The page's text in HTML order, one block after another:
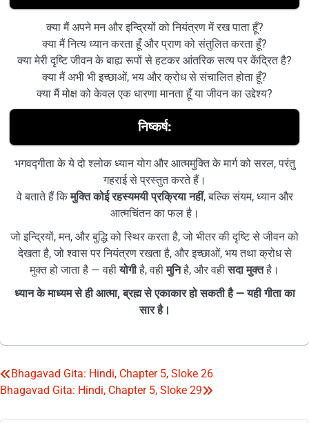
क्या मैं अपने मन और इन्द्रियों को नियंत्रण में रख पाता हूँ?
क्या मैं नित्य ध्यान करता हूँ और प्राण को संतुलित करता हूँ?
क्या मेरी दृष्टि जीवन के बाह्य रूपों से हटकर आंतरिक सत्य पर केंद्रित है?
क्या मैं अभी भी इच्छाओं, भय और क्रोध से संचालित होता हूँ?
क्या मैं मोक्ष को केवल एक धारणा मानता हूँ या जीवन का उद्देश्य?
निष्कर्ष:
भगवद्गीता के ये दो श्लोक ध्यान योग और आत्ममुक्ति के मार्ग को सरल, परंतु
गहराई से प्रस्तुत करते हैं।
वे बताते हैं किमुक्ति कोई रहस्यमयी प्रक्रिया नहीं, बल्कि संयम, ध्यान और
आत्मचिंतन का फल है।
जो इन्द्रियों, मन, और बुद्धि को स्थिर करता है, जो भीतर की दृष्टि से जीवन को
देखता है, जो श्वास पर नियंत्रण रखता है, और इच्छाओं, भय तथा क्रोध से
मुक्त हो जाता है — वहीयोगीहै, वहीमुनिहै, और वहीसदा मुक्तहै।
ध्यान के माध्यम से ही आत्मा, ब्रह्म से एकाकार हो सकती है — यही गीता का
सार है।
Post
navigation
Bhagavad Gita: Hindi, Chapter 5, Sloke 26
Bhagavad Gita: Hindi, Chapter 5, Sloke 29